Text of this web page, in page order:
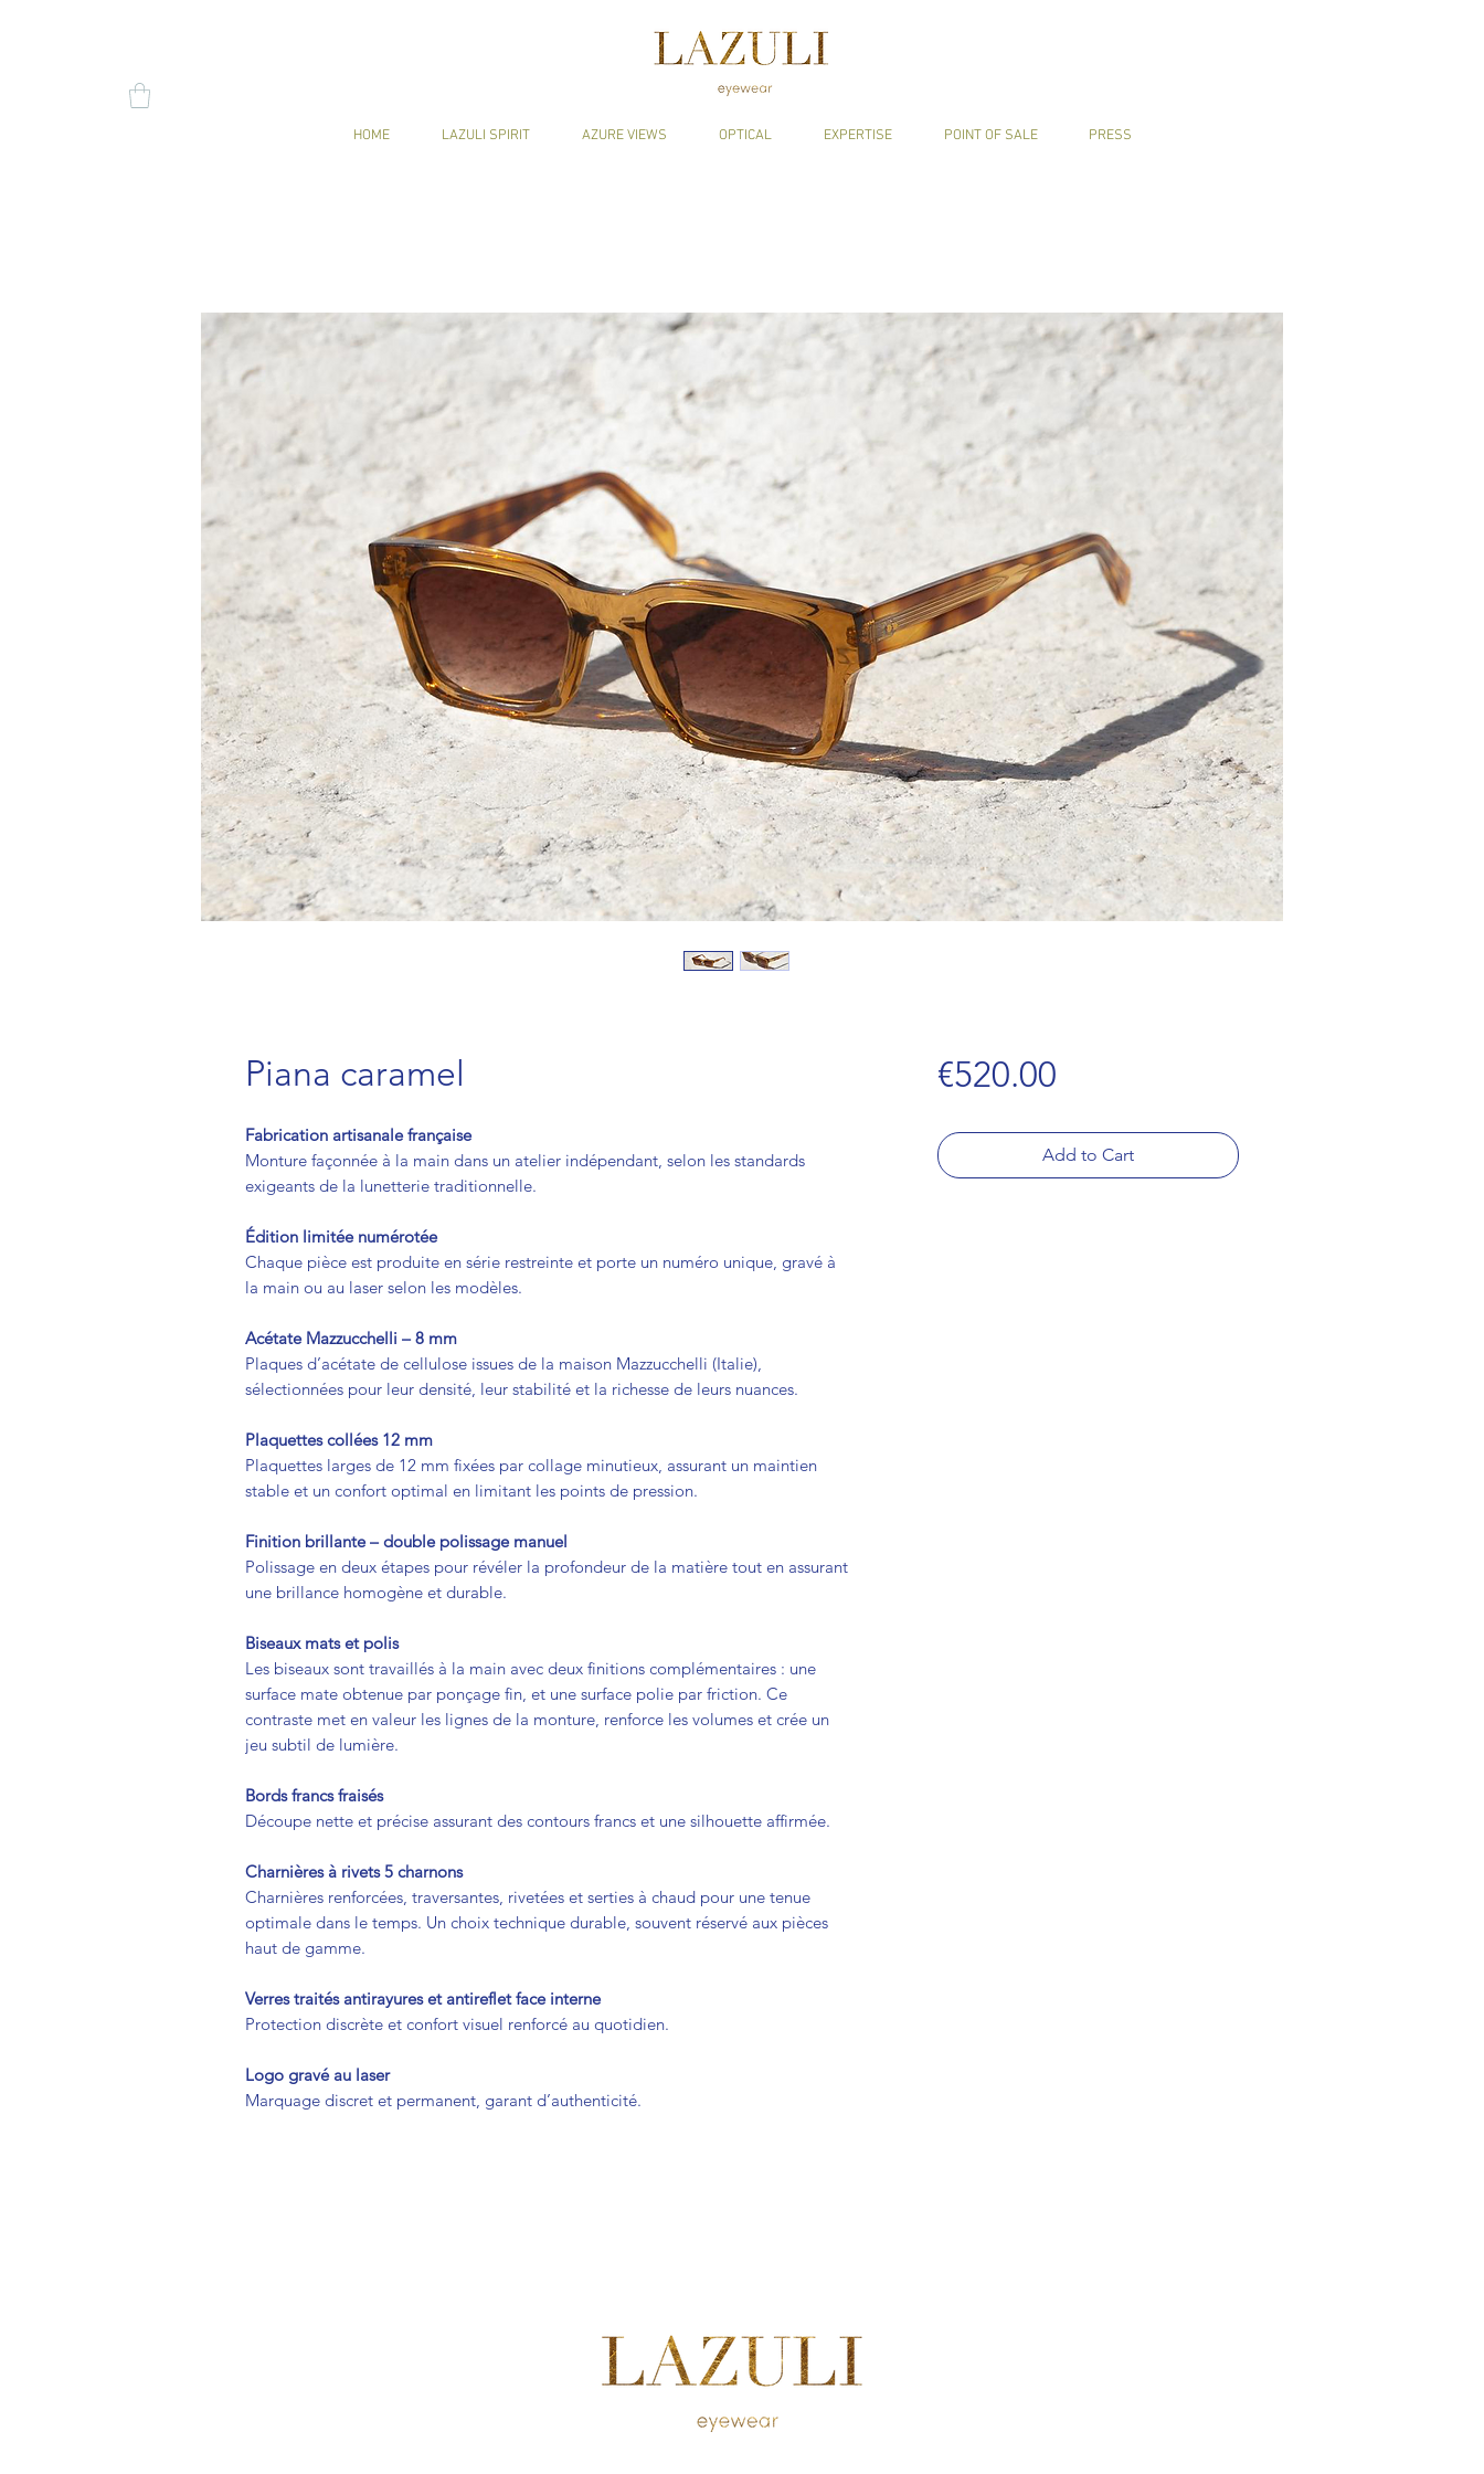
HOME LAZULI SPIRIT AZURE VIEWS OPTICAL EXPERTISE POINT OF SALE PRESS
Piana caramel
Fabrication artisanale française
Monture façonnée à la main dans un atelier indépendant, selon les standards
exigeants de la lunetterie traditionnelle.
Édition limitée numérotée
Chaque pièce est produite en série restreinte et porte un numéro unique, gravé à
la main ou au laser selon les modèles.
Acétate Mazzucchelli – 8 mm
Plaques d’acétate de cellulose issues de la maison Mazzucchelli (Italie),
sélectionnées pour leur densité, leur stabilité et la richesse de leurs nuances.
Plaquettes collées 12 mm
Plaquettes larges de 12 mm fixées par collage minutieux, assurant un maintien
stable et un confort optimal en limitant les points de pression.
Finition brillante – double polissage manuel
Polissage en deux étapes pour révéler la profondeur de la matière tout en assurant
une brillance homogène et durable.
Biseaux mats et polis
Les biseaux sont travaillés à la main avec deux finitions complémentaires : une
surface mate obtenue par ponçage fin, et une surface polie par friction. Ce
contraste met en valeur les lignes de la monture, renforce les volumes et crée un
jeu subtil de lumière.
Bords francs fraisés
Découpe nette et précise assurant des contours francs et une silhouette affirmée.
Charnières à rivets 5 charnons
Charnières renforcées, traversantes, rivetées et serties à chaud pour une tenue
optimale dans le temps. Un choix technique durable, souvent réservé aux pièces
haut de gamme.
Verres traités antirayures et antireflet face interne
Protection discrète et confort visuel renforcé au quotidien.
Logo gravé au laser
Marquage discret et permanent, garant d’authenticité.
€520.00Price
Add to Cart